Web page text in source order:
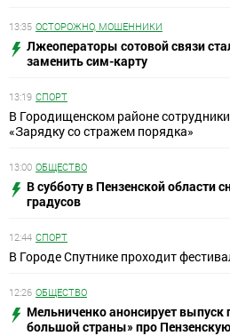
13:35 ОСТОРОЖНО, МОШЕННИКИ
Лжеоператоры сотовой связи
заменить сим-карту
13:19 СПОРТ
В Городищенском районе
«Зарядку со стражем порядка»
13:00 ОБЩЕСТВО
В субботу в Пензенской области
градусов
12:44 СПОРТ
В Городе Спутнике проходит
12:26 ОБЩЕСТВО
Мельниченко анонсирует
большой страны» про